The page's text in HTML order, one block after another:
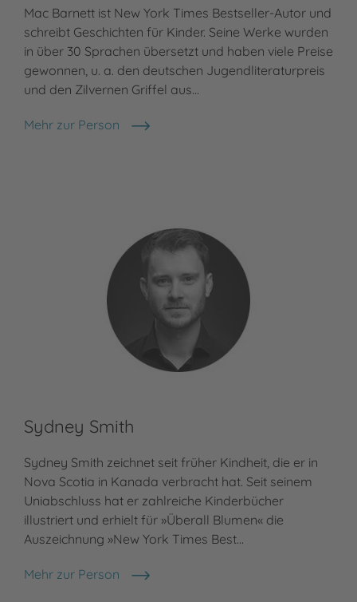
Mac Barnett ist New York Times Bestseller-Autor und
schreibt Geschichten für Kinder. Seine Werke wurden
in über 30 Sprachen übersetzt und haben viele Preise
gewonnen, u. a. den deutschen Jugendliteraturpreis
und den Zilvernen Griffel aus…
Mehr zur Person
Mac Barnett
Sydney Smith
Sydney Smith zeichnet seit früher Kindheit, die er in
Nova Scotia in Kanada verbracht hat. Seit seinem
Uniabschluss hat er zahlreiche Kinderbücher
illustriert und erhielt für »Überall Blumen« die
Auszeichnung »New York Times Best…
Mehr zur Person
Sydney Smith